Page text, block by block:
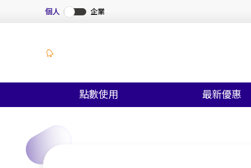
個人 企業
點數使用 最新優惠